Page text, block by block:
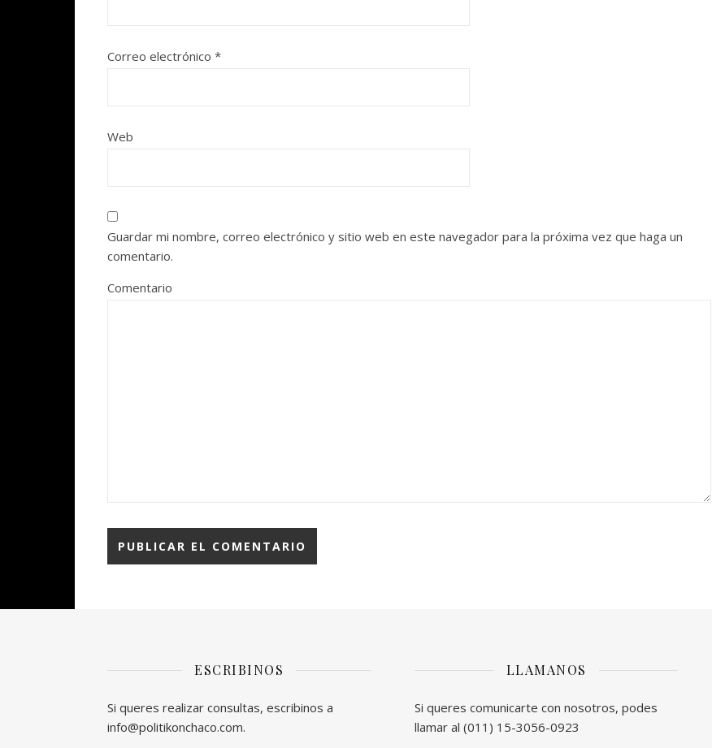
Correo electrónico *
Web
Guardar mi nombre, correo electrónico y sitio web en este navegador para la próxima vez que haga un
comentario.
Comentario
ESCRIBINOS
Si queres realizar consultas, escribinos a
info@politikonchaco.com.
LLAMANOS
Si queres comunicarte con nosotros, podes
llamar al (011) 15-3056-0923